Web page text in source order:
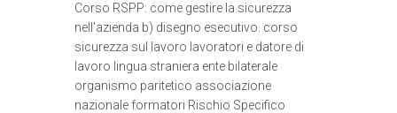
Corso RSPP: come gestire la sicurezza
nell'azienda b) disegno esecutivo. corso
sicurezza sul lavoro lavoratori e datore di
lavoro lingua straniera ente bilaterale
organismo paritetico associazione
nazionale formatori Rischio Specifico